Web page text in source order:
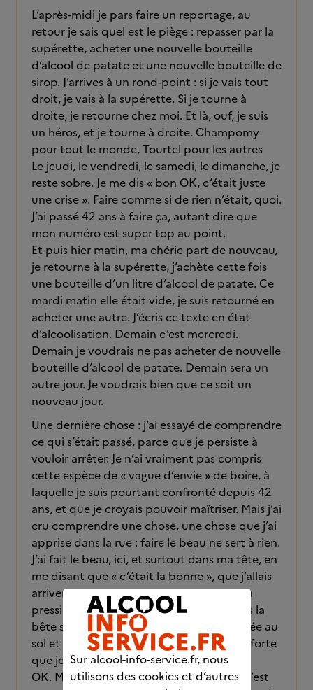
L’après-midi je pars faire un reportage, au
retour je sais quel est le piège : repasser par la
supérette, acheter une nouvelle bouteille
d’alcool de patate et une nouvelle bouteille de
sirop. J’arrives à un rond-point : si je vais tout
droit, je vais à la supérette. Si je tourne à
droite, je retourne chez moi. Et là, ouf, je suis
un héros, et je tourne à droite. Champomy
pour tout le monde, Tourtel pour les autres
Le jeudi, le vendredi, le samedi, le dimanche, je
reste sobre. Je me dis « bon OK, c’était juste
une crise ». Faire comme si de rien n’était, quoi.
J’ai passé 42 ans à faire ça, autant dire que
mon numéro est super top au point.
Et puis hier matin, ma chérie part de nouveau,
je retourne à la supérette, j’achète cette fois
une bouteille d’un litre d’alcool de patate. Ce
mardi matin elle était vide, je suis retourné en
acheter une autre. J’écris ce texte en état
d’alcoolisation. Demain c’est mercredi.
Demain je voudrais ne pas acheter de nouvelle
bouteille d’alcool de patate. Demain sera un
autre jour. Je voudrais bien que ce soit un
nouveau jour.
Une dernière chose : j’ai essayé de comprendre
ce qui s’était passé, parce que je persiste à
vouloir arrêter. Je n’ai vraiment pas compris
cette espèce de « vague d’envie » de boire, à
laquelle je suis pourtant confronté depuis 42
ans, et que je croyais pouvoir maîtriser. Mais j’ai
cru comprendre une chose, une chose que j’ai
apprise dans la rue : faire le beau ne sert à rien.
J’ai fait le beau, ici, et surtout dans ma tête, en
me disant que « c’était la bonne », que j’allais
arriver à dominer la bête. Je me suis mis la
pression, tout seul comme un grand. Mais la
bête s’est moquée de moi, elle m’a plaquée au
sol et m’a montré qu’elle était forte, plus forte
que je croyais l’être moi-même.
OK. Mais gagner un match, ma belle, ce n’est
Sur alcool-info-service.fr, nous
utilisons des cookies et d’autres